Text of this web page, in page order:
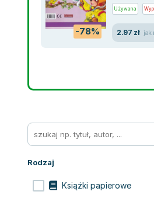
-78%
Używana
2.97 zł jak
Rodzaj
Książki papierowe